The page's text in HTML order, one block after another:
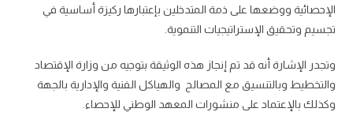
الإحصائية ووضعها على ذمة المتدخلين بإعتبارها ركيزة‎‏ أساسية في
تجسيم وتحقيق الإستراتيجيات التنموية.
و‏تجدر الإشارة أنه قد تم إنجاز هذه الوثيقة بتوجيه من‏ وزارة الإقتصاد
والتخطيط وبالتنسيق مع المصالح ‎‏ والهياكل الفنية والإدارية بالجهة
وكذلك بالإعتماد على‎ منشورات المعهد الوطني للإحصاء.‎